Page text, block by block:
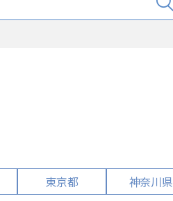
東京都 神奈川県